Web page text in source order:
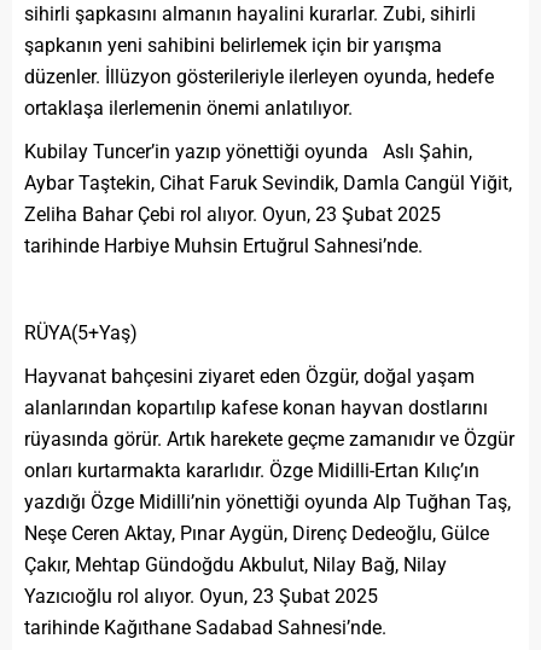
sihirli şapkasını almanın hayalini kurarlar. Zubi, sihirli
şapkanın yeni sahibini belirlemek için bir yarışma
düzenler. İllüzyon gösterileriyle ilerleyen oyunda, hedefe
ortaklaşa ilerlemenin önemi anlatılıyor.
Kubilay Tuncer’in yazıp yönettiği oyunda Aslı Şahin,
Aybar Taştekin, Cihat Faruk Sevindik, Damla Cangül Yiğit,
Zeliha Bahar Çebi rol alıyor. Oyun, 23 Şubat 2025
tarihinde Harbiye Muhsin Ertuğrul Sahnesi’nde.
RÜYA(5+Yaş)
Hayvanat bahçesini ziyaret eden Özgür, doğal yaşam
alanlarından kopartılıp kafese konan hayvan dostlarını
rüyasında görür. Artık harekete geçme zamanıdır ve Özgür
onları kurtarmakta kararlıdır. Özge Midilli-Ertan Kılıç’ın
yazdığı Özge Midilli’nin yönettiği oyunda Alp Tuğhan Taş,
Neşe Ceren Aktay, Pınar Aygün, Direnç Dedeoğlu, Gülce
Çakır, Mehtap Gündoğdu Akbulut, Nilay Bağ, Nilay
Yazıcıoğlu rol alıyor. Oyun, 23 Şubat 2025
tarihinde Kağıthane Sadabad Sahnesi’nde.